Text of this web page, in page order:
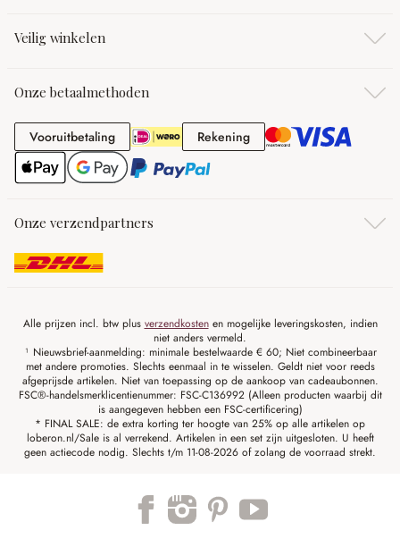
Veilig winkelen
Onze betaalmethoden
VooruitbetalingVooruitbetalingRekeningRekening
Onze verzendpartners
Alle prijzen incl. btw plus verzendkostenen mogelijke leveringskosten, indien
niet anders vermeld.
¹ Nieuwsbrief-aanmelding: minimale bestelwaarde € 60; Niet combineerbaar
met andere promoties. Slechts eenmaal in te wisselen. Geldt niet voor reeds
afgeprijsde artikelen. Niet van toepassing op de aankoop van cadeaubonnen.
FSC®-handelsmerklicentienummer: FSC-C136992 (Alleen producten waarbij dit
is aangegeven hebben een FSC-certificering)
* FINAL SALE: de extra korting ter hoogte van 25% op alle artikelen op
loberon.nl/Sale is al verrekend. Artikelen in een set zijn uitgesloten. U heeft
geen actiecode nodig. Slechts t/m 11-08-2026 of zolang de voorraad strekt.